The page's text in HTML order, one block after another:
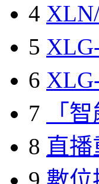
4
5
6
7
「
8 直